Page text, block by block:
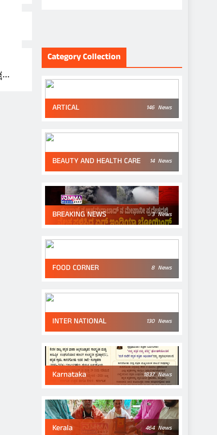
Category Collection
ARTICAL 146 News
BEAUTY AND HEALTH CARE 14 News
BREAKING NEWS 3 News
FOOD CORNER 8 News
INTER NATIONAL 130 News
Karnataka 1837 News
Kerala 464 News